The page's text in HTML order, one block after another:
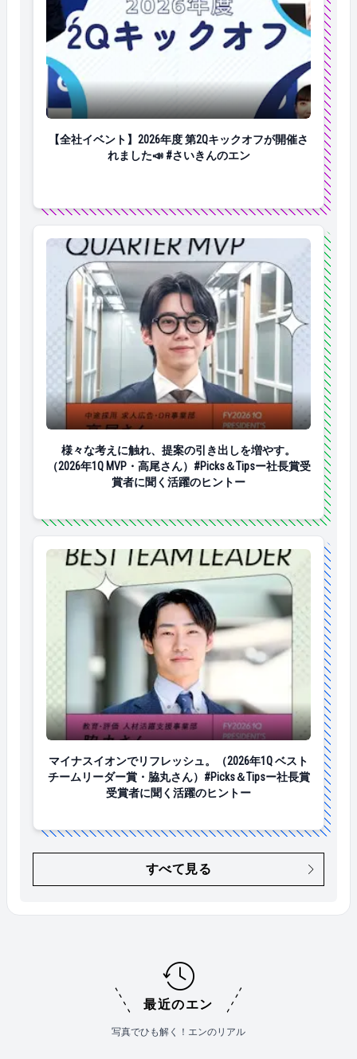
【全社イベント】2026年度 第2Qキックオフが開催さ
【全社イベント】2026年度 第2Qキックオフが開催さ
れました📣 #さいきんのエン
様々な考えに触れ、提案の引き出しを増やす。（
様々な考えに触れ、提案の引き出しを増やす。
（2026年1Q MVP・高尾さん）#Picks＆Tipsー社長賞受
賞者に聞く活躍のヒントー
マイナスイオンでリフレッシュ。（2026年1Q ベス
マイナスイオンでリフレッシュ。（2026年1Q ベスト
チームリーダー賞・脇丸さん）#Picks＆Tipsー社長賞
受賞者に聞く活躍のヒントー
すべて見る
最近のエン
写真でひも解く！エンのリアル